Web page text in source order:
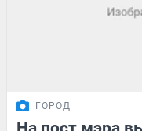
ГОРОД